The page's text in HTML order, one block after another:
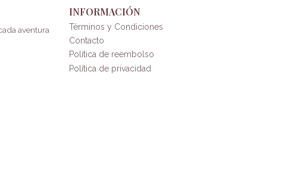
aventura
INFORMACIÓN
Términos y Condiciones
Contacto
Política de reembolso
Política de privacidad